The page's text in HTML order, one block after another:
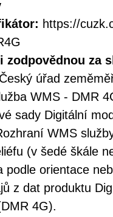
https://
zodpovědnou za
Český úřad
WMS - DMR
sady Digitální
WMS
(v šedé škále
podle orientace
z dat produktu
4G).